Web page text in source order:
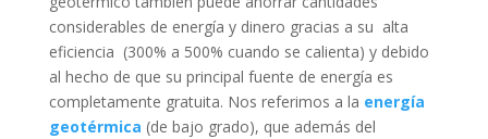
considerables de energía y dinero gracias a su alta
eficiencia (300% a 500% cuando se calienta) y debido
al hecho de que su principal fuente de energía es
completamente gratuita. Nos referimos a la energía
geotérmica (de bajo grado), que además del